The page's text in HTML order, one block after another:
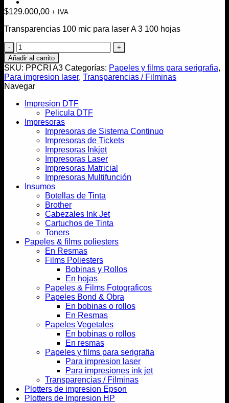
$129.000,00 + IVA
Transparencias 100 mic para laser A 3 100 hojas
Transparencias
100
mic
para
laser
A
3
100
hojas
cantidad
Añadir al carrito
SKU: PPCRI A3 Categorías: Papeles y films para serigrafia,
Para impresion laser, Transparencias / Filminas
Navegar
Impresion DTF
Pelicula DTF
Impresoras
Impresoras de Sistema Continuo
Impresoras de Tickets
Impresoras Inkjet
Impresoras Laser
Impresoras Matricial
Impresoras Multifunción
Insumos
Botellas de Tinta
Brother
Cabezales Ink Jet
Cartuchos de Tinta
Toners
Papeles & films poliesters
En Resmas
Films Poliesters
Bobinas y Rollos
En hojas
Papeles & Films Fotograficos
Papeles Bond & Obra
En bobinas o rollos
En Resmas
Papeles Vegetales
En bobinas o rollos
En resmas
Papeles y films para serigrafia
Para impresion laser
Para impresiones ink jet
Transparencias / Filminas
Plotters de impresion Epson
Plotters de Impresion HP